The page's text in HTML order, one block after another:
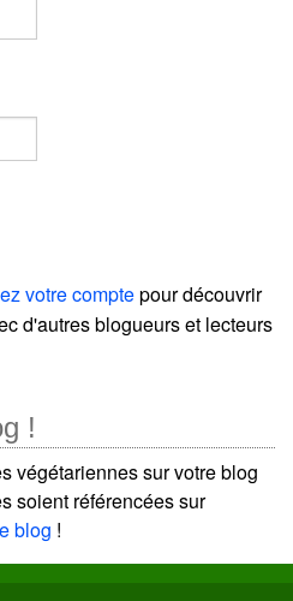
votre comptepour découvrir
d'autres blogueurs et lecteurs
!
végétariennes sur votre blog
soient référencées sur
blog !